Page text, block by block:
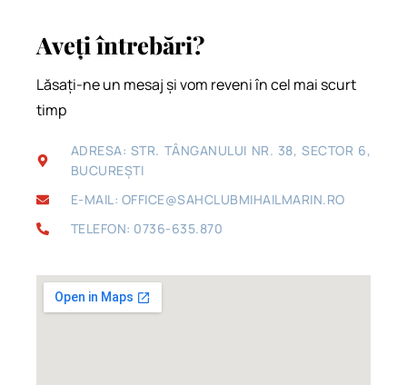
Aveți întrebări?
Lăsați-ne un mesaj și vom reveni în cel mai scurt
timp
ADRESA: STR. TÂNGANULUI NR. 38, SECTOR 6,
BUCUREȘTI
E-MAIL: OFFICE@SAHCLUBMIHAILMARIN.RO
TELEFON: 0736-635.870